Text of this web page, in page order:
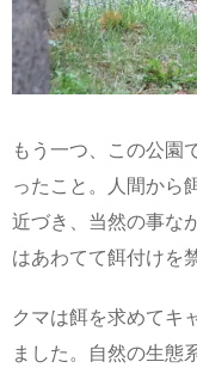
もう一つ、この公園
ったこと。人間から
近づき、当然の事な
はあわてて餌付けを
クマは餌を求めてキ
ました。自然の生態